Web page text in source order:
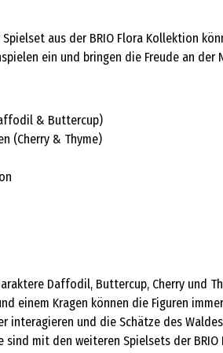
aus der BRIO Flora Kollektion
ein und bringen die Freude an der
& Buttercup)
(Cherry & Thyme)
Daffodil, Buttercup, Cherry und
einem Kragen können die Figuren
interagieren und die Schätze des
sind mit den weiteren Spielsets der